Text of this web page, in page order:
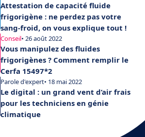
Attestation de capacité fluide
frigorigène : ne perdez pas votre
sang-froid, on vous explique tout !
Conseil• 26 août 2022
Vous manipulez des fluides
frigorigènes ? Comment remplir le
Cerfa 15497*2
Parole d'expert• 18 mai 2022
Le digital : un grand vent d’air frais
pour les techniciens en génie
climatique